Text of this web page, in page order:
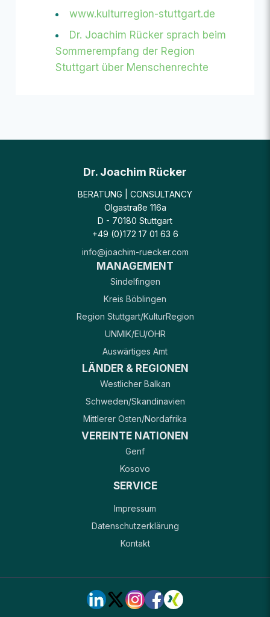
www.kulturregion-stuttgart.de
Dr. Joachim Rücker sprach beim
Sommerempfang der Region
Stuttgart über Menschenrechte
Dr. Joachim Rücker
BERATUNG | CONSULTANCY
Olgastraße 116a
D - 70180 Stuttgart
+49 (0)172 17 01 63 6
info@joachim-ruecker.com
MANAGEMENT
Sindelfingen
Kreis Böblingen
Region Stuttgart/KulturRegion
UNMIK/EU/OHR
Auswärtiges Amt
LÄNDER & REGIONEN
Westlicher Balkan
Schweden/Skandinavien
Mittlerer Osten/Nordafrika
VEREINTE NATIONEN
Genf
Kosovo
SERVICE
Impressum
Datenschutzerklärung
Kontakt